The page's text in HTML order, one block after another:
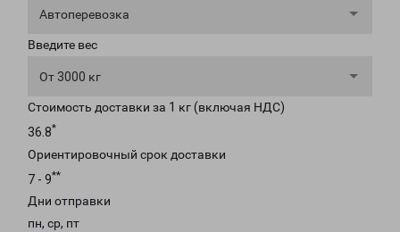
Автоперевозка
Введите вес
От 3000 кг
Стоимость доставки за 1 кг (включая НДС)
36.8*
Ориентировочный срок доставки
7 - 9**
Дни отправки
пн, ср, пт